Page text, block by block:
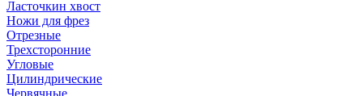
Ласточкин хвост
Ножи для фрез
Отрезные
Трехсторонние
Угловые
Цилиндрические
Червячные